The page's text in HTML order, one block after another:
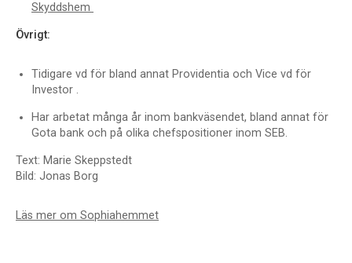
Skyddshem
Övrigt:
Tidigare vd för bland annat Providentia och Vice vd för
Investor .
Har arbetat många år inom bankväsendet, bland annat för
Gota bank och på olika chefspositioner inom SEB.
Text: Marie Skeppstedt
Bild: Jonas Borg
Läs mer om Sophiahemmet